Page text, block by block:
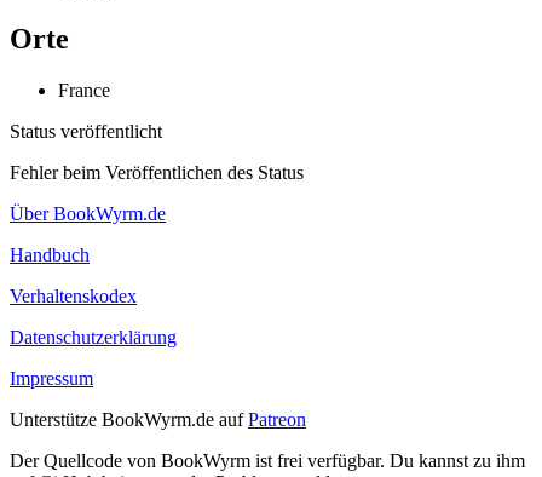
Orte
France
Status veröffentlicht
Fehler beim Veröffentlichen des Status
Über BookWyrm.de
Handbuch
Verhaltenskodex
Datenschutzerklärung
Impressum
Unterstütze BookWyrm.de aufPatreon
Der Quellcode von BookWyrm ist frei verfügbar. Du kannst zu ihm